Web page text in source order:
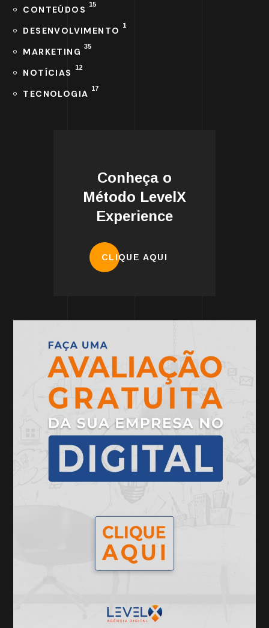
CONTEÚDOS 15
DESENVOLVIMENTO 1
MARKETING 35
NOTÍCIAS 12
TECNOLOGIA 17
Conheça o
Método LevelX
Experience
CLIQUE AQUI